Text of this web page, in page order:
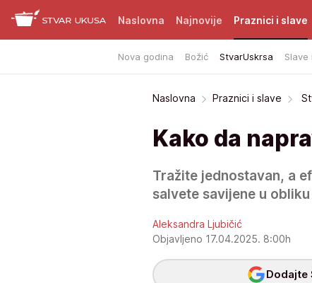
Naslovna Najnovije Praznici i slave
Nova godina Božić StvarUskrsa Slave
Naslovna Praznici i slave
Kako da
Tražite jednostavan, a
salvete savijene u obliku
Aleksandra Ljubičić
Objavljeno 17.04.2025. 8:00h
Dodajte